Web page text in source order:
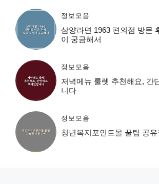
정보모음
삼양라면 1963 편의점 방문
이 궁금해서
정보모음
저녁메뉴 룰렛 추천해요, 간
니다
정보모음
청년복지포인트몰 꿀팁 공